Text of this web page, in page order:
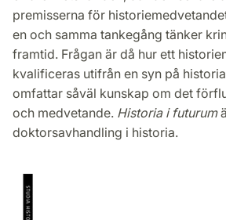
premisserna för
en och samma tankegång tänker
framtid. Frågan är då hur ett
kvalificeras utifrån en syn på
omfattar såväl kunskap om det
och medvetande. Historia i futurum
doktorsavhandling i historia.